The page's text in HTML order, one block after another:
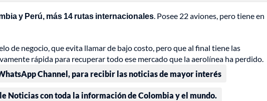
y Perú, más 14 rutas internacionales. Posee 22 aviones, pero tiene en
de negocio, que evita llamar de bajo costo, pero que al final tiene las
rápida para recuperar todo ese mercado que la aerolínea ha perdido.
Channel, para recibir las noticias de mayor interés
Noticias con toda la información de Colombia y el mundo.